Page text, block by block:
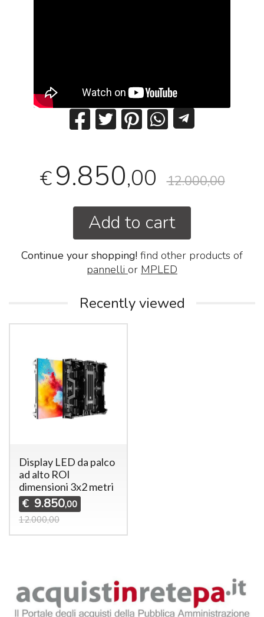
€9.850,00 12.000,00
Add to cart
Continue your shopping! find other products of
pannelli or MPLED
Recently viewed
Display LED da palco
ad alto ROI
dimensioni 3x2 metri
€ 9.850,00
12.000,00